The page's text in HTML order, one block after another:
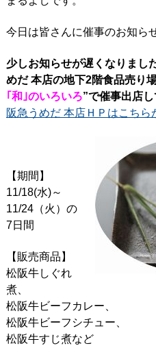
今日は皆さんに催事のお知ら
少しお知らせが遅くなりまし
めだ 本店の地下2階食品売り
｢和｣のいろいろ”で催事出店
阪急うめだ 本店ＨＰはこちら
【期間】
11/18(水)～
11/24（火）の
7日間
【販売商品】
松阪牛しぐれ
煮、
松阪牛ビーフカレー、
松阪牛ビーフシチュー、
松阪牛すじ煮など